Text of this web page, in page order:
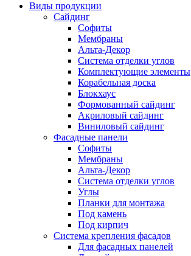
Виды продукции
Сайдинг
Софиты
Мембраны
Альта-Декор
Система отделки углов
Комплектующие элементы
Корабельная доска
Блокхаус
Формованный сайдинг
Акриловый сайдинг
Виниловый сайдинг
Фасадные панели
Софиты
Мембраны
Альта-Декор
Система отделки углов
Углы
Планки для монтажа
Под камень
Под кирпич
Система крепления фасадов
Для фасадных панелей